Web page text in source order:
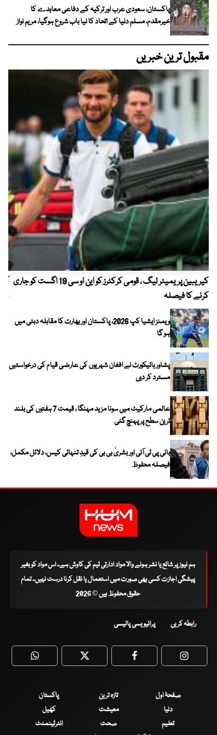
پاکستان، سعودی عرب اور ترکیہ کے دفاعی معاہدے کا
خیرمقدم، مسلم دنیا کے اتحاد کا نیا باب شروع ہوگیا، مریم نواز
مقبول ترین خبریں
کیریبین پریمیئر لیگ ، قومی کرکٹرز کو این او سی 19 اگست کو جاری
کرنے کا فیصلہ
ویمنز ایشیا کپ 2026، پاکستان اور بھارت کا مقابلہ دبئی میں
ہو گا
پشاور ہائیکورٹ نے افغان شہریوں کی عارضی قیام کی درخواستیں
مسترد کر دیں
عالمی مارکیٹ میں سونا مزید مہنگا ، قیمت 7 ہفتوں کی بلند
ترین سطح پر پہنچ گئی
بانی پی ٹی آئی اور بشریٰ بی بی کی قیدِ تنہائی کیس، دلائل مکمل،
فیصلہ محفوظ
ہم نیوز پر شائع یا نشر ہونے والا مواد ادارتی ٹیم کی کاوش ہے۔ اس مواد کو بغیر
پیشگی اجازت کسی بھی صورت میں استعمال یا نقل کرنا درست نہیں۔ تمام
حقوق محفوظ ہیں © 2026
رابطہ کریں پرائیویسی پالیسی
WhatsApp Twitter Facebook
صفحۂ اول تازہ ترین
پاکستان
دنیا
معیشت
کھیل
تعلیم
صحت
انٹرٹینمنٹ